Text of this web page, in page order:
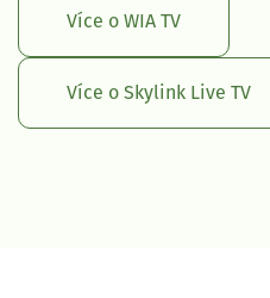
Více o WIA TV
Více o Skylink Live TV